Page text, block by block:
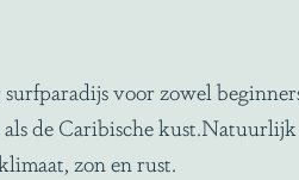
voor zowel
de Caribische
zon en rust.